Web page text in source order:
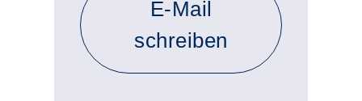
E-Mail
schreiben